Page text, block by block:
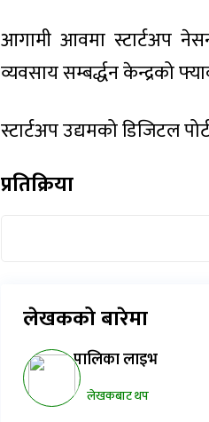
आगामी आवमा स्टार्टअप
व्यवसाय सम्बर्द्धन केन्द्रको
स्टार्टअप उद्यमको डिजिटल
प्रतिक्रिया
लेखकको बारेमा
पालिका लाइभ
लेखकबाट थप